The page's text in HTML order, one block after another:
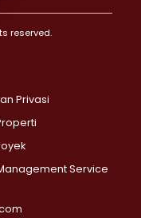
>
reserved.
Privasi
Service